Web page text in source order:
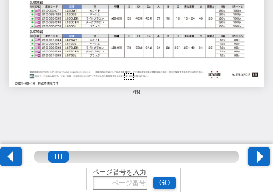
49
ページ番号を入力
GO